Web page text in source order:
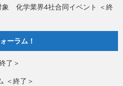
象 化学業界4社合同イベント ＜終
ーラム！
了＞
＜終了＞